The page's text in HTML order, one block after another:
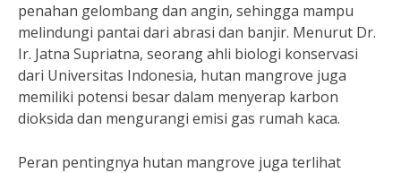
penahan gelombang dan angin, sehingga mampu
melindungi pantai dari abrasi dan banjir. Menurut Dr.
Ir. Jatna Supriatna, seorang ahli biologi konservasi
dari Universitas Indonesia, hutan mangrove juga
memiliki potensi besar dalam menyerap karbon
dioksida dan mengurangi emisi gas rumah kaca.
Peran pentingnya hutan mangrove juga terlihat